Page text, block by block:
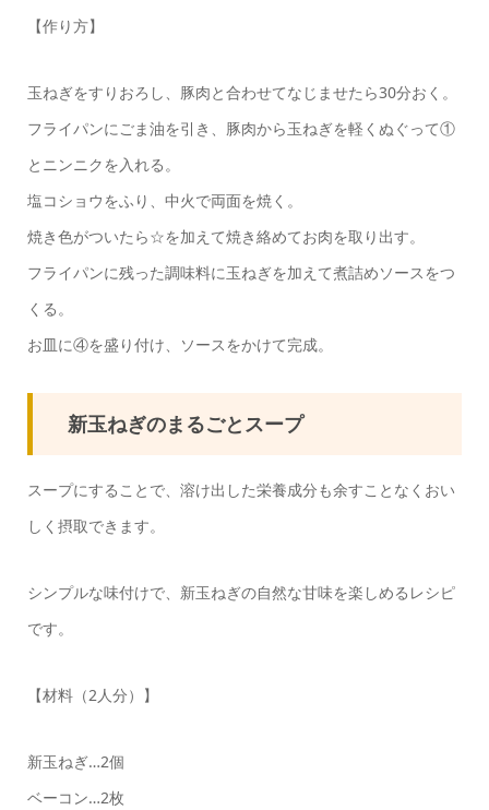
【作り方】
玉ねぎをすりおろし、豚肉と合わせてなじませたら30分おく。
フライパンにごま油を引き、豚肉から玉ねぎを軽くぬぐって①
とニンニクを入れる。
塩コショウをふり、中火で両面を焼く。
焼き色がついたら☆を加えて焼き絡めてお肉を取り出す。
フライパンに残った調味料に玉ねぎを加えて煮詰めソースをつ
くる。
お皿に④を盛り付け、ソースをかけて完成。
新玉ねぎのまるごとスープ
スープにすることで、溶け出した栄養成分も余すことなくおい
しく摂取できます。
シンプルな味付けで、新玉ねぎの自然な甘味を楽しめるレシピ
です。
【材料（2人分）】
新玉ねぎ…2個
ベーコン…2枚